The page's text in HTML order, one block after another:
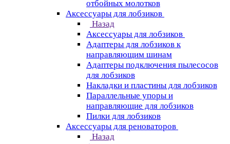
отбойных молотков
Аксессуары для лобзиков
Назад
Аксессуары для лобзиков
Адаптеры для лобзиков к
направляющим шинам
Адаптеры подключения пылесосов
для лобзиков
Накладки и пластины для лобзиков
Параллельные упоры и
направляющие для лобзиков
Пилки для лобзиков
Аксессуары для реноваторов
Назад